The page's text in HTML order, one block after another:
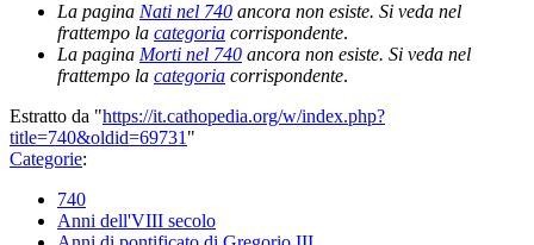
La pagina Nati nel 740 ancora non esiste. Si veda nel
frattempo la categoria corrispondente.
La pagina Morti nel 740 ancora non esiste. Si veda nel
frattempo la categoria corrispondente.
Estratto da "https://it.cathopedia.org/w/index.php?
title=740&oldid=69731 "
Categorie:
740
Anni dell'VIII secolo